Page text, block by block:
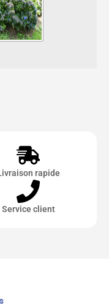
rapide
Service client